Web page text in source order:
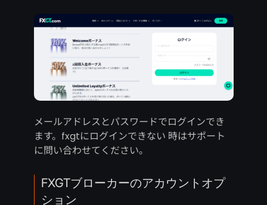
メールアドレスとパスワードでログインでき
ます。fxgtにログインできない 時はサポート
に問い合わせてください。
FXGTブローカーのアカウントオプ
ション